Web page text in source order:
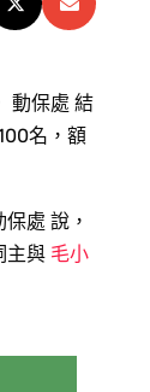
動保處 結
名，額
處 說，
主與 毛小